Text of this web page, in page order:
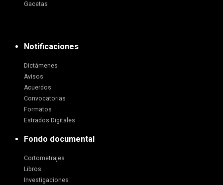
Gacetas
Notificaciones
Dictámenes
Avisos
Acuerdos
Convocatorias
Formatos
Estrados Digitales
Fondo documental
Cortometrajes
Libros
Investigaciones